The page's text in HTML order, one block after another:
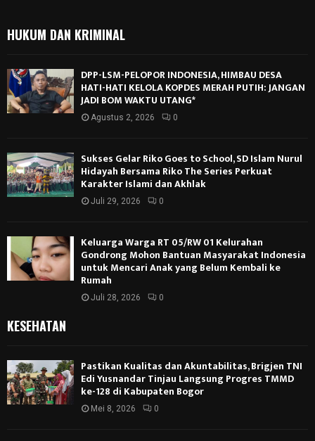
HUKUM DAN KRIMINAL
DPP-LSM-PELOPOR INDONESIA, HIMBAU DESA
HATI-HATI KELOLA KOPDES MERAH PUTIH: JANGAN
JADI BOM WAKTU UTANG*
Agustus 2, 2026 0
Sukses Gelar Riko Goes to School, SD Islam Nurul
Hidayah Bersama Riko The Series Perkuat
Karakter Islami dan Akhlak
Juli 29, 2026 0
Keluarga Warga RT 05/RW 01 Kelurahan
Gondrong Mohon Bantuan Masyarakat Indonesia
untuk Mencari Anak yang Belum Kembali ke
Rumah
Juli 28, 2026 0
KESEHATAN
Pastikan Kualitas dan Akuntabilitas, Brigjen TNI
Edi Yusnandar Tinjau Langsung Progres TMMD
ke-128 di Kabupaten Bogor
Mei 8, 2026 0